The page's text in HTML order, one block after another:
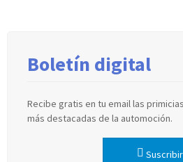
Boletín digital
Recibe gratis en tu email las
más destacadas de la automoción.